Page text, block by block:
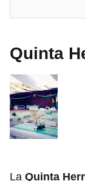
Quinta
La Quinta